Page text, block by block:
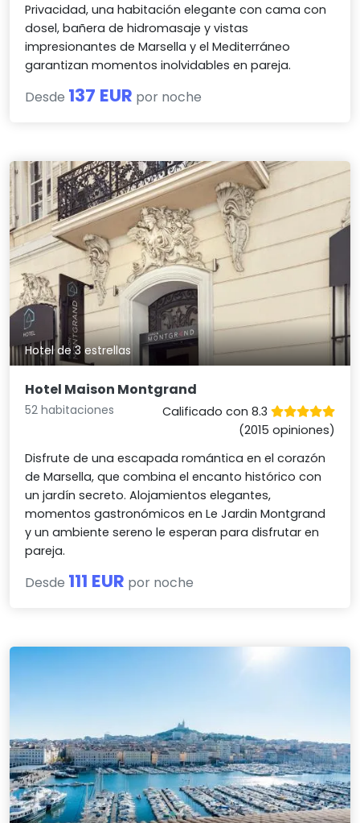
Privacidad, una habitación elegante con cama con
dosel, bañera de hidromasaje y vistas
impresionantes de Marsella y el Mediterráneo
garantizan momentos inolvidables en pareja.
Desde 137 EUR por noche
Hotel de 3 estrellas
Hotel Maison Montgrand
52 habitaciones
Calificado con 8.3
(2015 opiniones)
Disfrute de una escapada romántica en el corazón
de Marsella, que combina el encanto histórico con
un jardín secreto. Alojamientos elegantes,
momentos gastronómicos en Le Jardin Montgrand
y un ambiente sereno le esperan para disfrutar en
pareja.
Desde 111 EUR por noche